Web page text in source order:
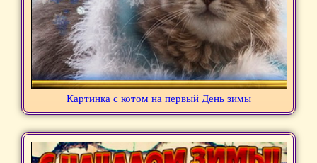
Картинка с котом на первый День зимы